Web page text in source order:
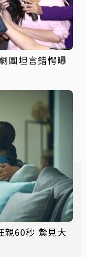
團坦言錯愕曝
親60秒 驚見大